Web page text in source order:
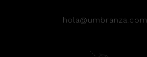
hola@umbranza.com